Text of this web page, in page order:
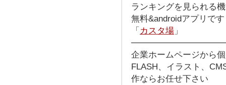
ランキングを見られる
無料&androidアプリで
「 カスタ場 」
企業ホームページから
FLASH、イラスト、
作ならお任せ下さい